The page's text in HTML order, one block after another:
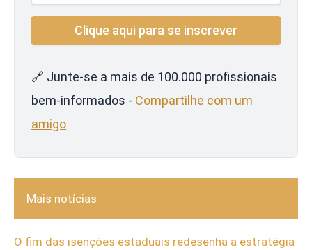
🔗 Junte-se a mais de 100.000 profissionais
bem-informados - Compartilhe com um
amigo
Mais notícias
O fim das isenções estaduais redesenha a estratégia